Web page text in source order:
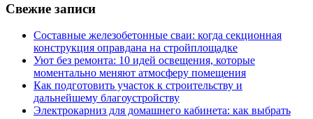
Свежие записи
Составные железобетонные сваи: когда секционная
конструкция оправдана на стройплощадке
Уют без ремонта: 10 идей освещения, которые
моментально меняют атмосферу помещения
Как подготовить участок к строительству и
дальнейшему благоустройству
Электрокарниз для домашнего кабинета: как выбрать